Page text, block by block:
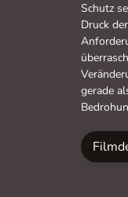
Schutz
Druck
gerade